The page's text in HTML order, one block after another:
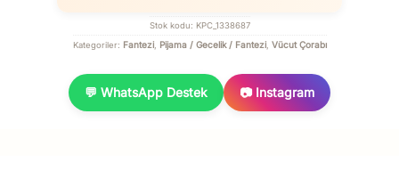
Stok kodu: KPC_1338687
Kategoriler: Fantezi, Pijama / Gecelik / Fantezi, Vücut Çorabı
💬 WhatsApp Destek 📷 Instagram